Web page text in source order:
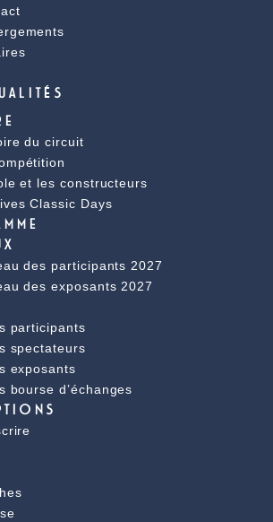
du circuit
et les constructeurs
Classic Days
des participants 2027
des exposants 2027
participants
spectateurs
exposants
bourse d’échanges